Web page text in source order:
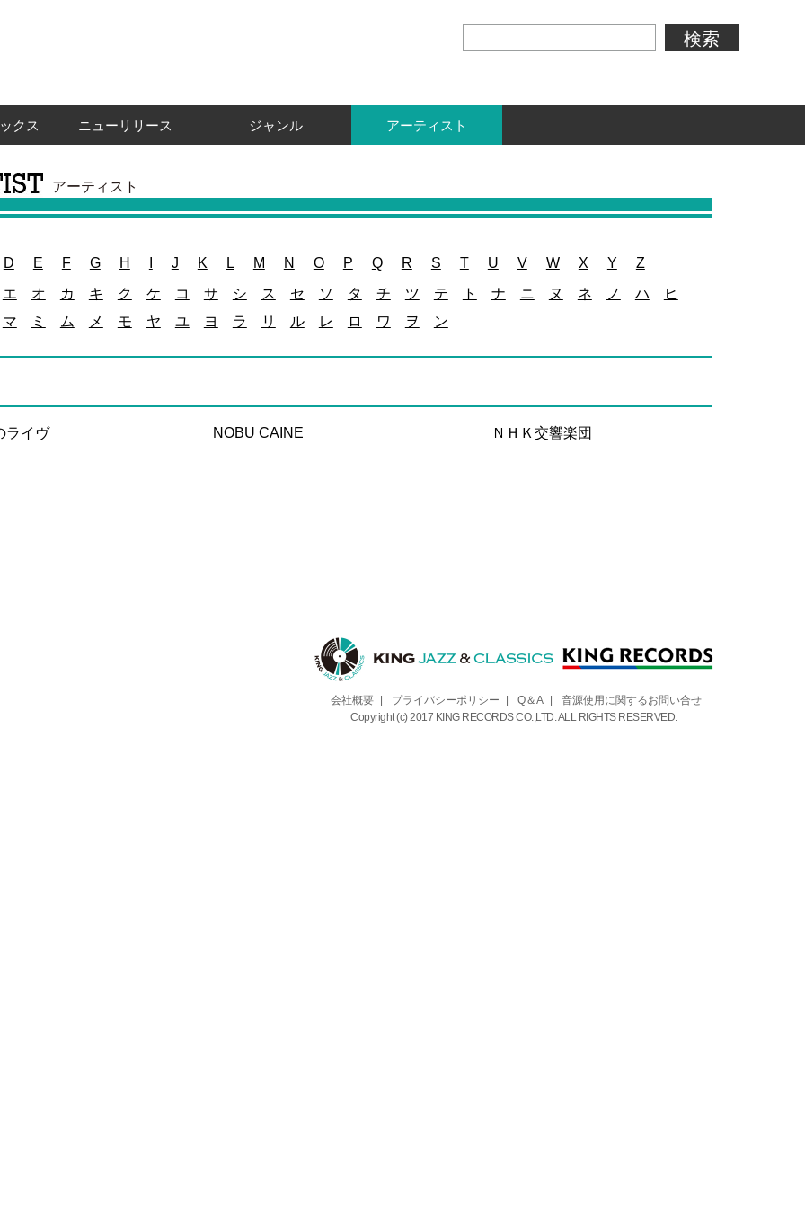
クス ニューリリース ジャンル アーティスト
アーティスト
D E F G H J K L M N O P Q R S T U V W X Y
Z
エ
オ カ キ ク ケ コ サ シ ス セ ソ タ チ ツ テ ト ナ ニ ヌ ネ ノ ハ
ヒ
マ
ミ ム メ モ ヤ ユ ヨ ラ リ ル レ ロ ワ ヲ ン
ライヴ NOBU CAINE ＮＨＫ交響楽団
会社概要 プライバシーポリシー Q＆A
音源使用に関するお問い合せ
Copyright (c) 2017 KING RECORDS CO.,LTD. ALL RIGHTS RESERVED.